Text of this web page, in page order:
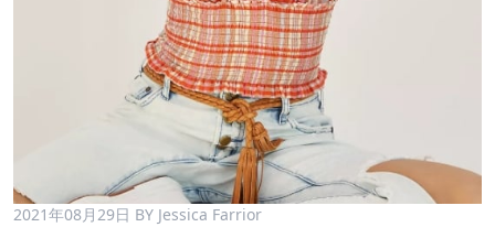
2021年08月29日 BY Jessica Farrior